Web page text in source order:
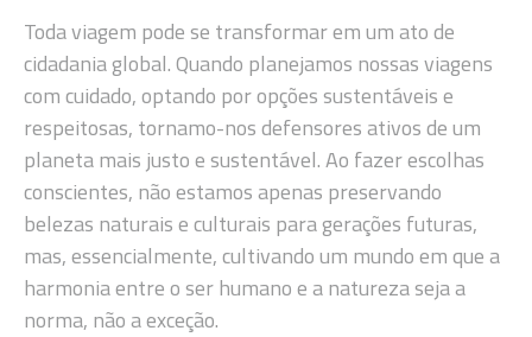
Toda viagem pode se transformar em um ato de
cidadania global. Quando planejamos nossas viagens
com cuidado, optando por opções sustentáveis e
respeitosas, tornamo-nos defensores ativos de um
planeta mais justo e sustentável. Ao fazer escolhas
conscientes, não estamos apenas preservando
belezas naturais e culturais para gerações futuras,
mas, essencialmente, cultivando um mundo em que a
harmonia entre o ser humano e a natureza seja a
norma, não a exceção.